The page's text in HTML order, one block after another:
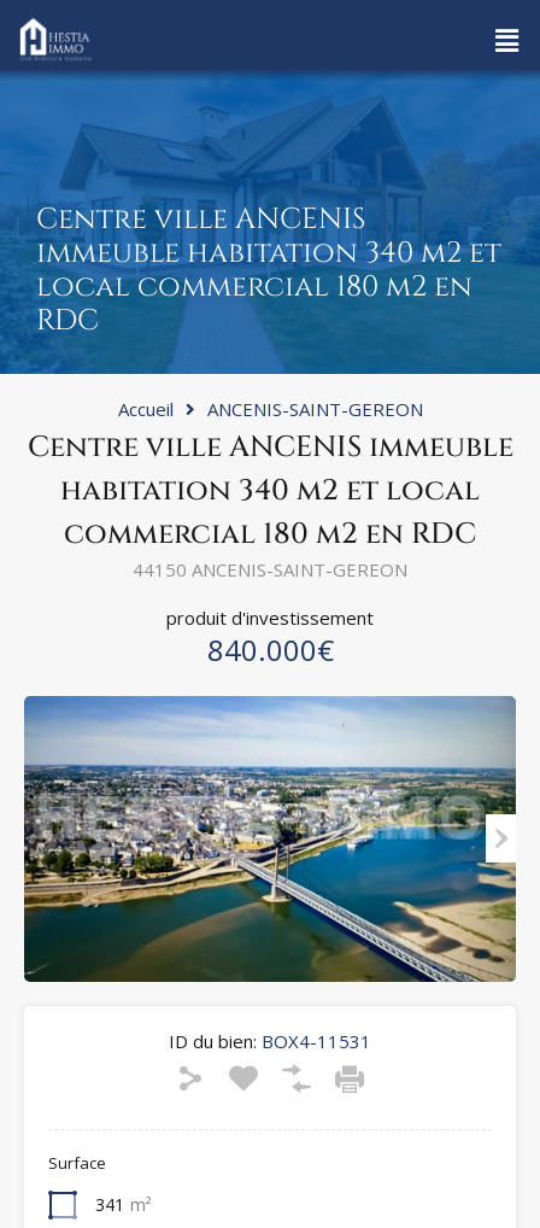
Centre ville ANCENIS
immeuble habitation 340 m2 et
local commercial 180 m2 en
RDC
Accueil ANCENIS-SAINT-GEREON
Centre ville ANCENIS immeuble
habitation 340 m2 et local
commercial 180 m2 en RDC
44150 ANCENIS-SAINT-GEREON
produit d'investissement
840.000€
ID du bien: BOX4-11531
Surface
341 m²